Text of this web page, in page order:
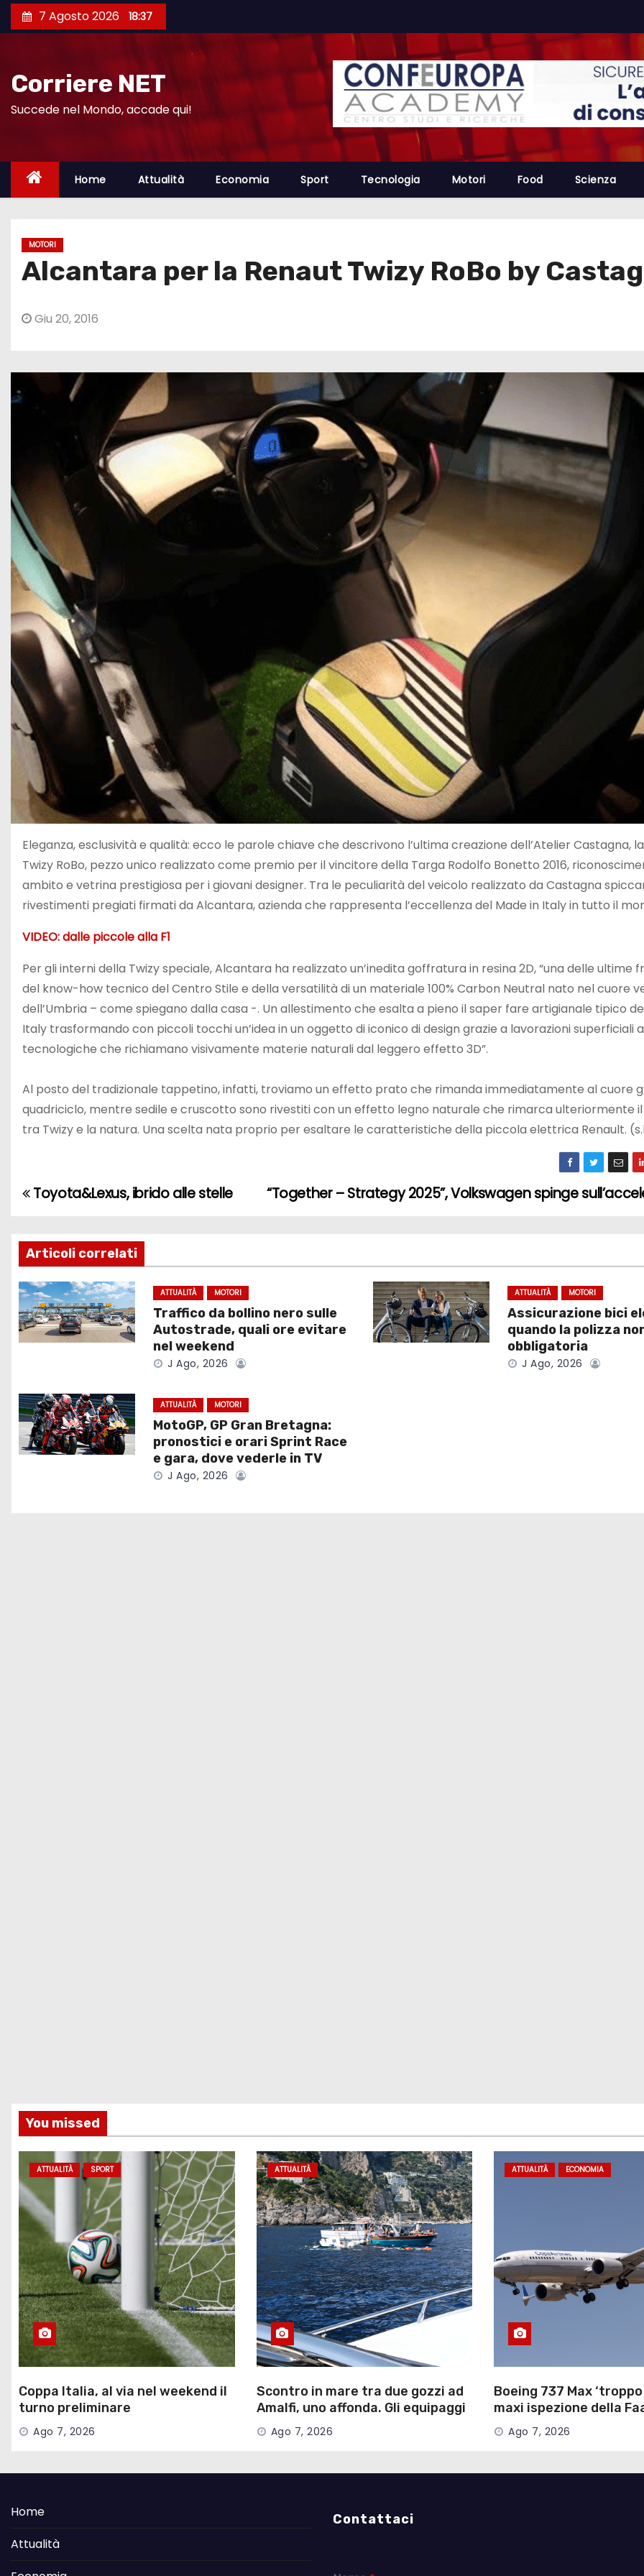
a
7 Agosto 2026 18:37
Corriere NET
Succede nel Mondo, accade qui!
Home Attualità Economia Sport Tecnologia Motori Food Scienza
MOTORI
Alcantara per la Renaut Twizy RoBo by
Giu 20, 2016
Eleganza, esclusività e qualità: ecco le parole chiave che descrivono l’ultima creazione dell’Atelier Castagna,
Twizy RoBo, pezzo unico realizzato come premio per il vincitore della Targa Rodolfo Bonetto 2016,
ambito e vetrina prestigiosa per i giovani designer. Tra le peculiarità del veicolo realizzato da Castagna
rivestimenti pregiati firmati da Alcantara, azienda che rappresenta l’eccellenza del Made in Italy in tutto il
VIDEO: dalle piccole alla F1
Per gli interni della Twizy speciale, Alcantara ha realizzato un’inedita goffratura in resina 2D, “una delle ultime
del know-how tecnico del Centro Stile e della versatilità di un materiale 100% Carbon Neutral nato nel cuore
dell’Umbria – come spiegano dalla casa -. Un allestimento che esalta a pieno il saper fare artigianale tipico
Italy trasformando con piccoli tocchi un’idea in un oggetto di iconico di design grazie a lavorazioni superficiali
tecnologiche che richiamano visivamente materie naturali dal leggero effetto 3D”.
Al posto del tradizionale tappetino, infatti, troviamo un effetto prato che rimanda immediatamente al cuore
quadriciclo, mentre sedile e cruscotto sono rivestiti con un effetto legno naturale che rimarca ulteriormente
tra Twizy e la natura. Una scelta nata proprio per esaltare le caratteristiche della piccola elettrica Renault.
N
v
i
g
a
i
o
“Together – Strategy 2025”, Volkswagen spinge
Toyota&Lexus, ibrido alle stelle
Articoli correlati
ATTUALITÀ MOTORI
Traffico da bollino nero sulle
Autostrade, quali ore evitare
nel weekend
J Ago, 2026
ATTUALITÀ MOTORI
Assicurazione bici
quando la polizza
obbligatoria
J Ago, 2026
ATTUALITÀ MOTORI
MotoGP, GP Gran Bretagna:
pronostici e orari Sprint Race
e gara, dove vederle in TV
J Ago, 2026
You missed
ATTUALITÀ SPORT
Coppa Italia, al via nel weekend il
turno preliminare
Ago 7, 2026
ATTUALITÀ
Scontro in mare tra due gozzi ad
Amalfi, uno affonda. Gli equipaggi
messi in salvo
Ago 7, 2026
ATTUALITÀ ECONOMIA
Boeing 737 Max ‘troppo
maxi ispezione della
aerei a rischio
Ago 7, 2026
Home
Attualità
Contattaci